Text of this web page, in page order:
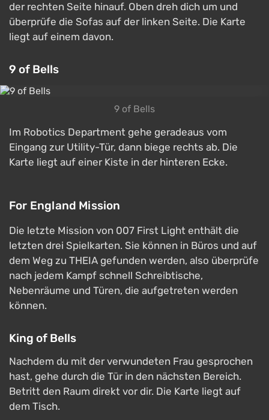
der rechten Seite hinauf. Oben dreh dich um und
überprüfe die Sofas auf der linken Seite. Die Karte
liegt auf einem davon.
9 of Bells
9 of Bells
Im Robotics Department gehe geradeaus vom
Eingang zur Utility-Tür, dann biege rechts ab. Die
Karte liegt auf einer Kiste in der hinteren Ecke.
For England Mission
Die letzte Mission von 007 First Light enthält die
letzten drei Spielkarten. Sie können in Büros und auf
dem Weg zu THEIA gefunden werden, also überprüfe
nach jedem Kampf schnell Schreibtische,
Nebenräume und Türen, die aufgetreten werden
können.
King of Bells
Nachdem du mit der verwundeten Frau gesprochen
hast, gehe durch die Tür in den nächsten Bereich.
Betritt den Raum direkt vor dir. Die Karte liegt auf
dem Tisch.